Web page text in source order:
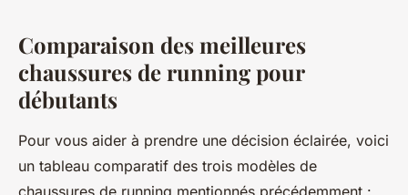
Comparaison des meilleures
chaussures de running pour
débutants
Pour vous aider à prendre une décision éclairée, voici
un tableau comparatif des trois modèles de